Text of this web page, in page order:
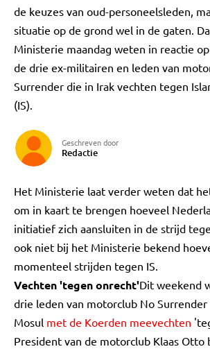
de keuzes van oud-personeelsleden,
situatie op de grond wel in de gaten.
Ministerie maandag weten in reactie
de drie ex-militairen en leden van
Surrender die in Irak vechten tegen
(IS).
Geschreven door
Redactie
Het Ministerie laat verder weten dat
om in kaart te brengen hoeveel
initiatief zich aansluiten in de strijd
ook niet bij het Ministerie bekend
momenteel strijden tegen IS.
Vechten 'tegen onrecht'Dit weekend
drie leden van motorclub No Surrender
Mosul met de Koerden meevechten
President van de motorclub Klaas Otto